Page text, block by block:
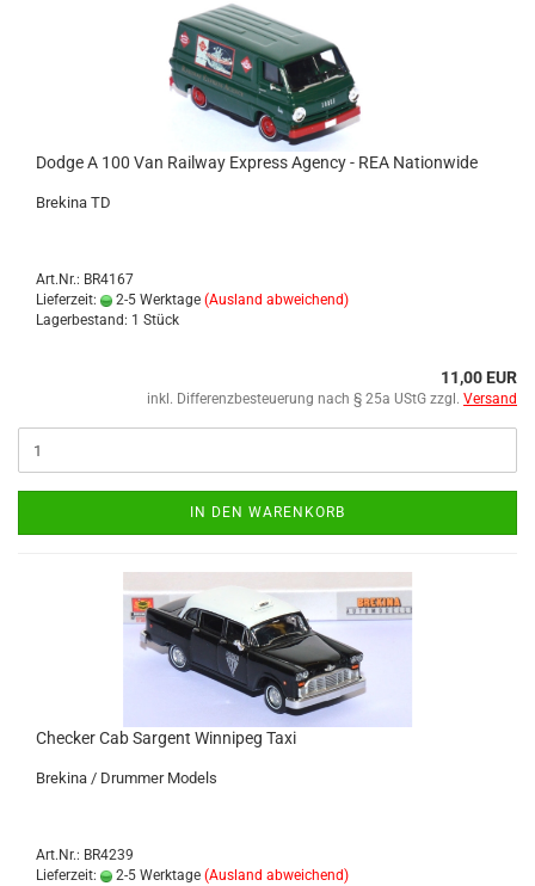
Dodge A 100 Van Rail­way Ex­press Agen­cy - REA Na­ti­onwi­de
Bre­ki­na TD
Art.Nr.: BR4167
Lieferzeit:
2-5 Werktage (Ausland abweichend)
Lagerbestand: 1 Stück
11,00 EUR
inkl. Differenzbesteuerung nach § 25a UStG zzgl. Versand
IN DEN WARENKORB
Che­cker Cab Sargent Win­ni­peg Taxi
Bre­ki­na / Drum­mer Mo­dels
Art.Nr.: BR4239
Lieferzeit:
2-5 Werktage (Ausland abweichend)